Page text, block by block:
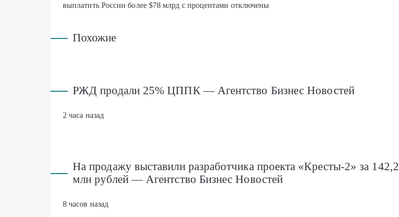
выплатить России более $78 млрд с процентами отключены
Похожие
РЖД продали 25% ЦППК — Агентство Бизнес Новостей
2 часа назад
На продажу выставили разработчика проекта «Кресты-2» за 142,2
млн рублей — Агентство Бизнес Новостей
8 часов назад